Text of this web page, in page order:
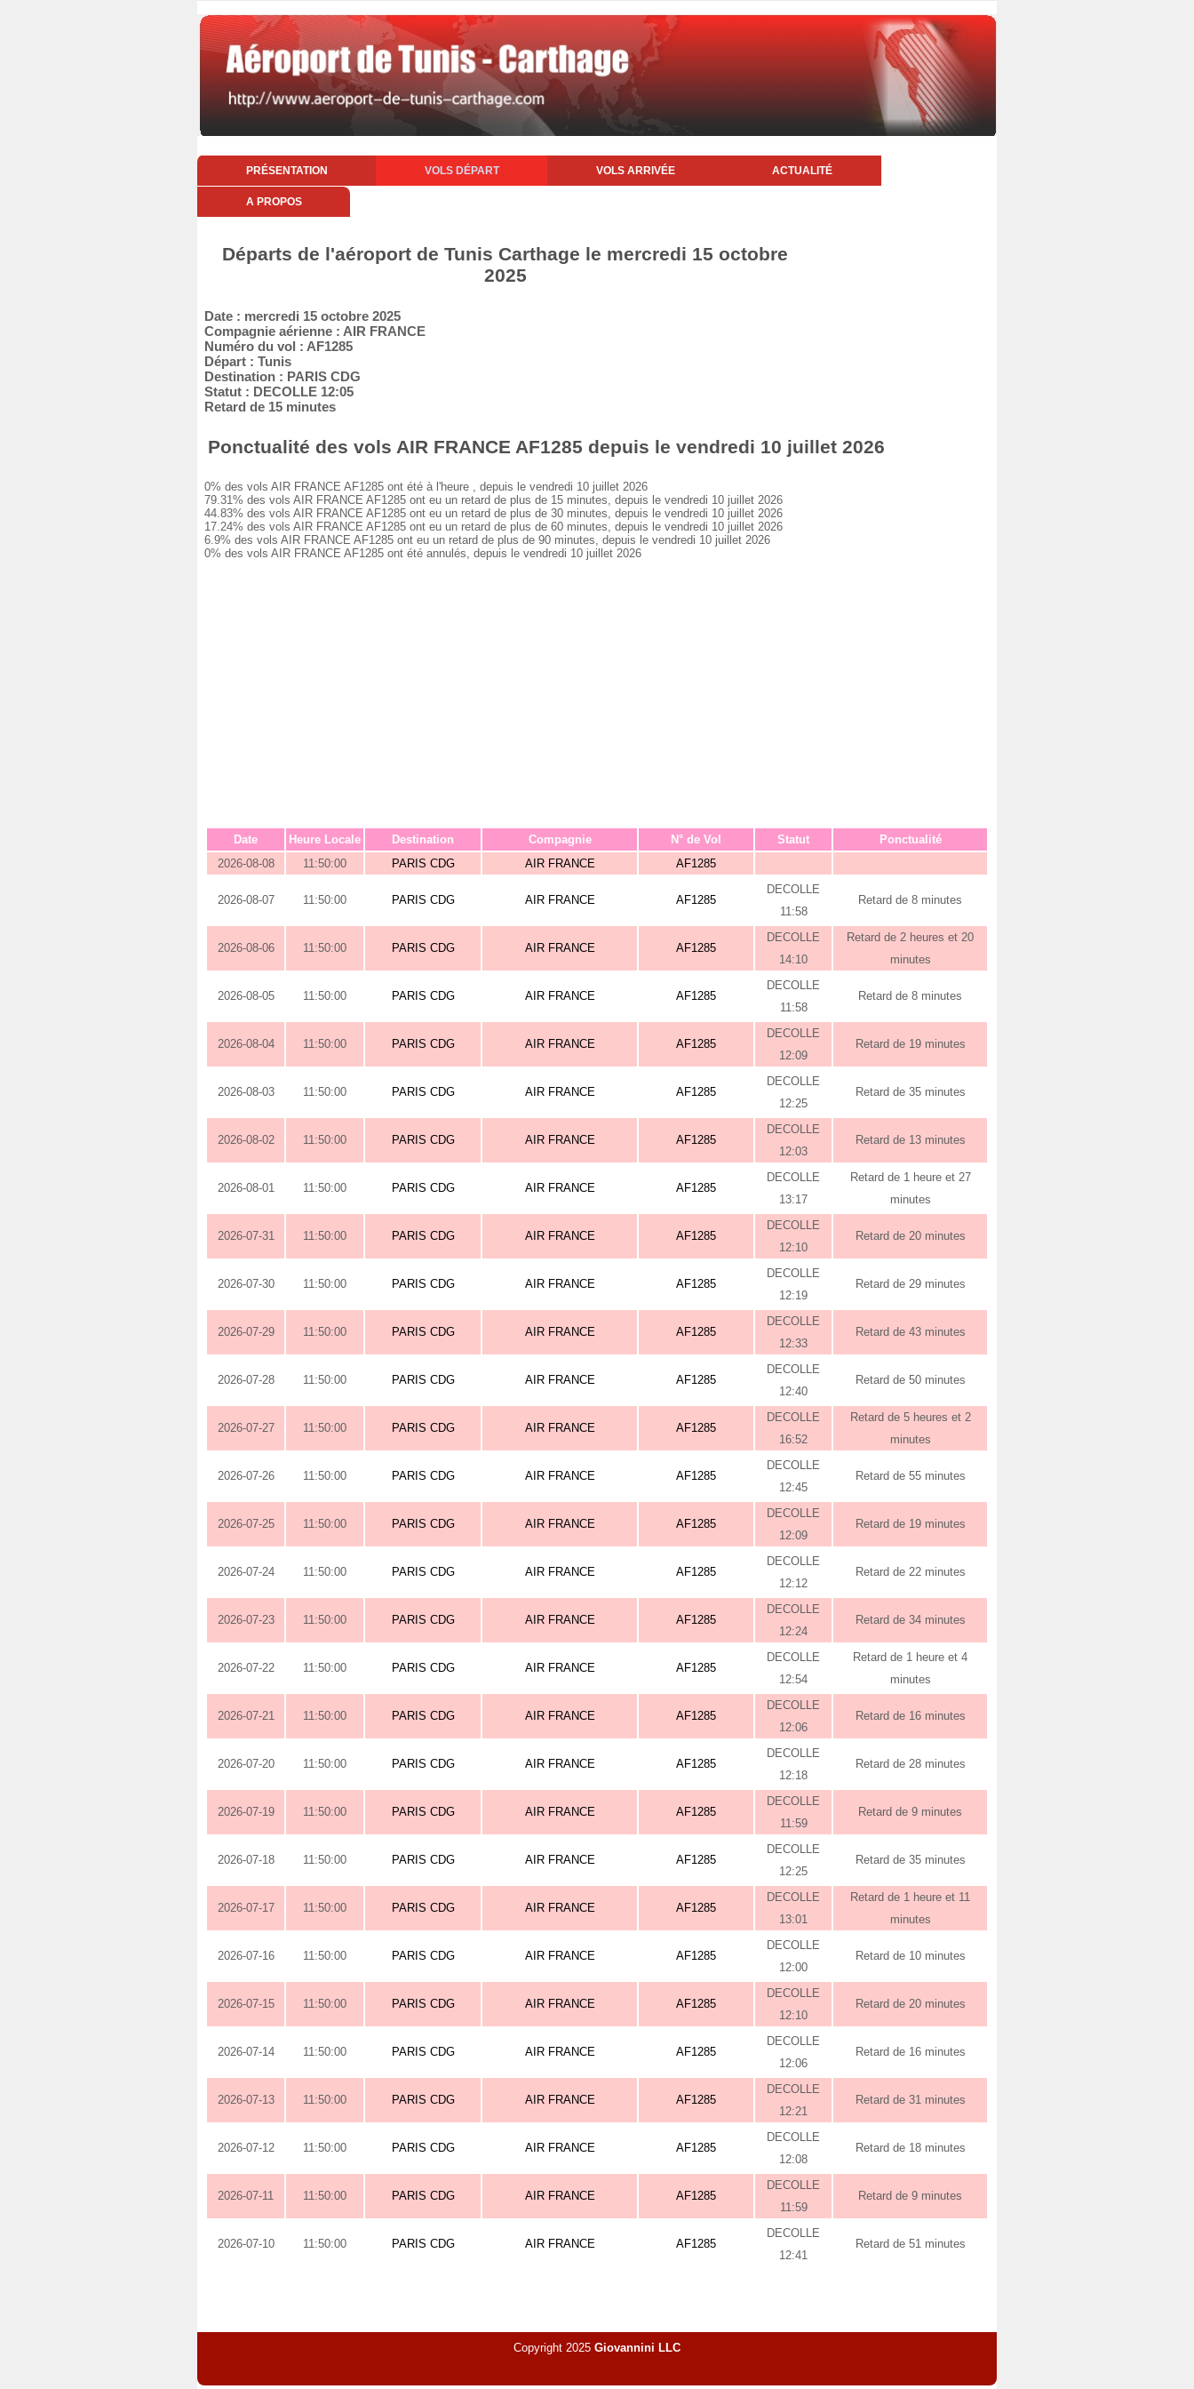
PRÉSENTATION VOLS DÉPART VOLS ARRIVÉE ACTUALITÉ
A PROPOS
Départs de l'aéroport de Tunis Carthage le mercredi 15 octobre
2025
Date : mercredi 15 octobre 2025
Compagnie aérienne : AIR FRANCE
Numéro du vol : AF1285
Départ : Tunis
Destination : PARIS CDG
Statut : DECOLLE 12:05
Retard de 15 minutes
Ponctualité des vols AIR FRANCE AF1285 depuis le vendredi 10 juillet 2026
0% des vols AIR FRANCE AF1285 ont été à l'heure , depuis le vendredi 10 juillet 2026
79.31% des vols AIR FRANCE AF1285 ont eu un retard de plus de 15 minutes, depuis le vendredi 10 juillet 2026
44.83% des vols AIR FRANCE AF1285 ont eu un retard de plus de 30 minutes, depuis le vendredi 10 juillet 2026
17.24% des vols AIR FRANCE AF1285 ont eu un retard de plus de 60 minutes, depuis le vendredi 10 juillet 2026
6.9% des vols AIR FRANCE AF1285 ont eu un retard de plus de 90 minutes, depuis le vendredi 10 juillet 2026
0% des vols AIR FRANCE AF1285 ont été annulés, depuis le vendredi 10 juillet 2026
Date Heure Locale Destination Compagnie N° de Vol Statut
Ponctualité
2026-08-08
11:50:00 PARIS CDG AIR FRANCE AF1285
2026-08-07 11:50:00 PARIS CDG AIR FRANCE AF1285
DECOLLE
11:58
Retard de 8 minutes
2026-08-06 11:50:00 PARIS CDG AIR FRANCE AF1285
DECOLLE
14:10
Retard de 2 heures et 20
minutes
2026-08-05 11:50:00 PARIS CDG AIR FRANCE AF1285
DECOLLE
11:58
Retard de 8 minutes
2026-08-04 11:50:00 PARIS CDG AIR FRANCE AF1285
DECOLLE
12:09
Retard de 19 minutes
2026-08-03 11:50:00 PARIS CDG AIR FRANCE AF1285
DECOLLE
12:25
Retard de 35 minutes
2026-08-02 11:50:00 PARIS CDG AIR FRANCE AF1285
DECOLLE
12:03
Retard de 13 minutes
2026-08-01 11:50:00 PARIS CDG AIR FRANCE AF1285
DECOLLE
13:17
Retard de 1 heure et 27
minutes
2026-07-31 11:50:00 PARIS CDG AIR FRANCE AF1285
DECOLLE
12:10
Retard de 20 minutes
2026-07-30 11:50:00 PARIS CDG AIR FRANCE AF1285
DECOLLE
12:19
Retard de 29 minutes
2026-07-29 11:50:00 PARIS CDG AIR FRANCE AF1285
DECOLLE
12:33
Retard de 43 minutes
2026-07-28 11:50:00 PARIS CDG AIR FRANCE AF1285
DECOLLE
12:40
Retard de 50 minutes
2026-07-27 11:50:00 PARIS CDG AIR FRANCE AF1285
DECOLLE
16:52
Retard de 5 heures et 2
minutes
2026-07-26 11:50:00 PARIS CDG AIR FRANCE AF1285
DECOLLE
12:45
Retard de 55 minutes
2026-07-25 11:50:00 PARIS CDG AIR FRANCE AF1285
DECOLLE
12:09
Retard de 19 minutes
2026-07-24 11:50:00 PARIS CDG AIR FRANCE AF1285
DECOLLE
12:12
Retard de 22 minutes
2026-07-23 11:50:00 PARIS CDG AIR FRANCE AF1285
DECOLLE
12:24
Retard de 34 minutes
2026-07-22 11:50:00 PARIS CDG AIR FRANCE AF1285
DECOLLE
12:54
Retard de 1 heure et 4
minutes
2026-07-21 11:50:00 PARIS CDG AIR FRANCE AF1285
DECOLLE
12:06
Retard de 16 minutes
2026-07-20 11:50:00 PARIS CDG AIR FRANCE AF1285
DECOLLE
12:18
Retard de 28 minutes
2026-07-19 11:50:00 PARIS CDG AIR FRANCE AF1285
DECOLLE
11:59
Retard de 9 minutes
2026-07-18 11:50:00 PARIS CDG AIR FRANCE AF1285
DECOLLE
12:25
Retard de 35 minutes
2026-07-17 11:50:00 PARIS CDG AIR FRANCE AF1285
DECOLLE
13:01
Retard de 1 heure et 11
minutes
2026-07-16 11:50:00 PARIS CDG AIR FRANCE AF1285
DECOLLE
12:00
Retard de 10 minutes
2026-07-15 11:50:00 PARIS CDG AIR FRANCE AF1285
DECOLLE
12:10
Retard de 20 minutes
2026-07-14 11:50:00 PARIS CDG AIR FRANCE AF1285
DECOLLE
12:06
Retard de 16 minutes
2026-07-13 11:50:00 PARIS CDG AIR FRANCE AF1285
DECOLLE
12:21
Retard de 31 minutes
2026-07-12 11:50:00 PARIS CDG AIR FRANCE AF1285
DECOLLE
12:08
Retard de 18 minutes
2026-07-11 11:50:00 PARIS CDG AIR FRANCE AF1285
DECOLLE
11:59
Retard de 9 minutes
2026-07-10 11:50:00 PARIS CDG AIR FRANCE AF1285
DECOLLE
12:41
Retard de 51 minutes
Copyright 2025 Giovannini LLC